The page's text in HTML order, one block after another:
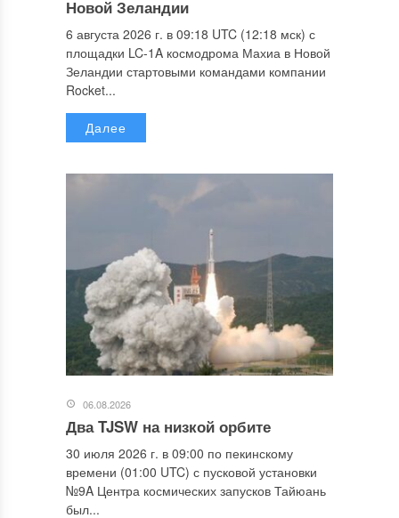
Новой Зеландии
6 августа 2026 г. в 09:18 UTC (12:18 мск) с
площадки LC-1A космодрома Махиа в Новой
Зеландии стартовыми командами компании
Rocket...
Далее
06.08.2026
Два TJSW на низкой орбите
30 июля 2026 г. в 09:00 по пекинскому
времени (01:00 UTC) с пусковой установки
№9A Центра космических запусков Тайюань
был...